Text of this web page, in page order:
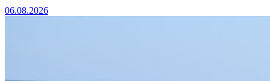
06.08.2026